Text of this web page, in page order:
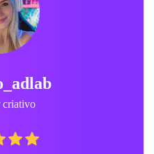
criativo